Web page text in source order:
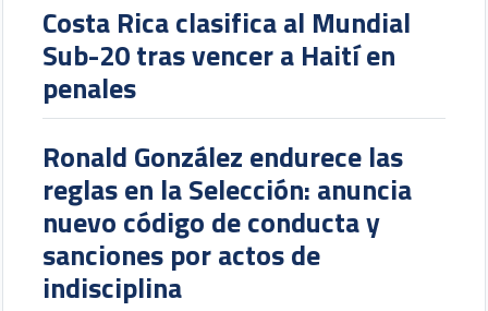
Costa Rica clasifica al Mundial
Sub-20 tras vencer a Haití en
penales
Ronald González endurece las
reglas en la Selección: anuncia
nuevo código de conducta y
sanciones por actos de
indisciplina